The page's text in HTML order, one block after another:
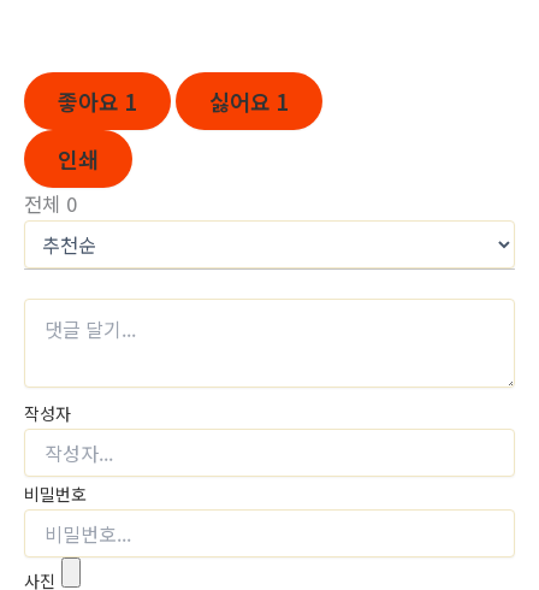
좋아요 1 싫어요 1
인쇄
전체 0
작성자
비밀번호
사진